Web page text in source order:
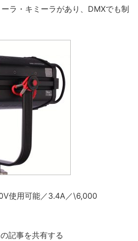
ラ・キミーラがあり、DMXでも制
使用可能／3.4A／\6,000
記事を共有する